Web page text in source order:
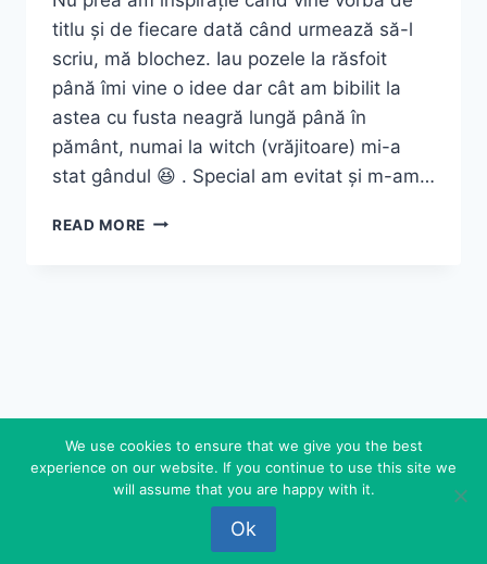
titlu și de fiecare dată când urmează să-l
scriu, mă blochez. Iau pozele la răsfoit
până îmi vine o idee dar cât am bibilit la
astea cu fusta neagră lungă până în
pământ, numai la witch (vrăjitoare) mi-a
stat gândul 😆 . Special am evitat și m-am…
READ MORE THE
© 2026 FEDEROVA - WordPress Theme by
Kadence WP
We use cookies to ensure that we give you the best
experience on our website. If you continue to use this site we
will assume that you are happy with it.
Ok